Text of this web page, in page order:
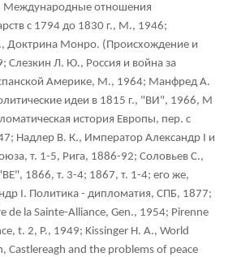
Международные отношения
с 1794 до 1830 г., М., 1946;
Доктрина Монро. (Происхождение и
Слезкин Л. Ю., Россия и война за
Америке, М., 1964; Манфред А.
идеи в 1815 г., "ВИ", 1966, M
история Европы, пер. с
Надлер В. К., Император Александр I и
т. 1-5, Рига, 1886-92; Соловьев С.,
1866, т. 3-4; 1867, т. 1-4; его же,
I. Политика - дипломатия, СПБ, 1877;
de la Sainte-Alliance, Gen., 1954; Pirenne
t. 2, P., 1949; Kissinger H. A., World
Castlereagh and the problems of peace